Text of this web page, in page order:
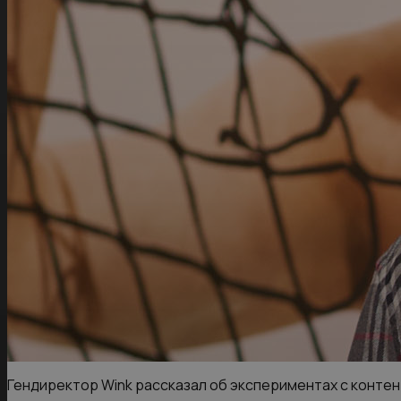
Гендиректор Wink рассказал об экспериментах с